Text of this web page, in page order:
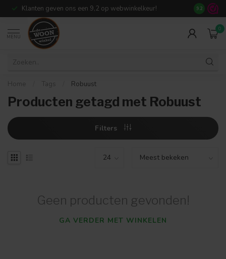
Klanten geven ons een 9,2 op webwinkelkeur! Meer dan
9.2
MENU
0
Home Tags Robuust
Producten getagd met Robuust
Filters
Geen producten gevonden!
GA VERDER MET WINKELEN